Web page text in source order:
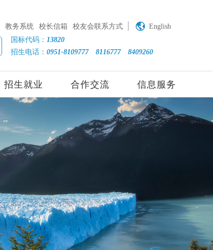
教务系统 校长信箱 校友会联系方式
English
国标代码： 13820
招生电话： 0951-8109777 8116777 8409260
招生就业 合作交流 信息服务